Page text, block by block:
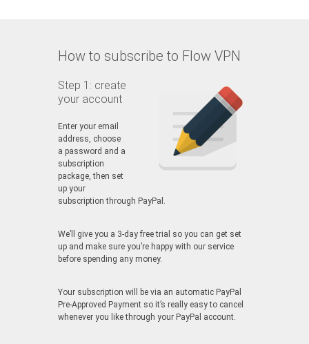
How to subscribe to Flow VPN
Step 1: create
your account
Enter your email
address, choose
a password and a
subscription
package, then set
up your
subscription through PayPal.
We’ll give you a 3-day free trial so you can get set
up and make sure you’re happy with our service
before spending any money.
Your subscription will be via an automatic PayPal
Pre-Approved Payment so it’s really easy to cancel
whenever you like through your PayPal account.